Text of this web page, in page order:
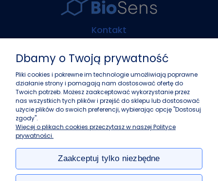
Kontakt
ul. Górczewska 216
01-460 Warszawa
+48 22 243 37 87
info@biosens.pl
Pomoc
Moje konto
Dbamy o Twoją prywatność
Pliki cookies i pokrewne im technologie umożliwiają poprawne
działanie strony i pomagają nam dostosować ofertę do
Twoich potrzeb. Możesz zaakceptować wykorzystanie przez
nas wszystkich tych plików i przejść do sklepu lub dostosować
użycie plików do swoich preferencji, wybierając opcję "Dostosuj
zgody".
Więcej o plikach cookies przeczytasz w naszej Polityce
prywatności.
Zaakceptuj tylko niezbędne